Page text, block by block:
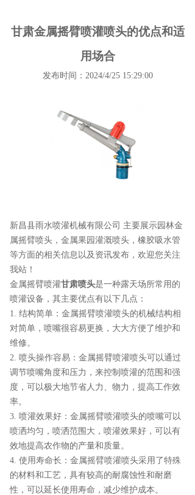
甘肃金属摇臂喷灌喷头的优点和适
用场合
发布时间：2024/4/25 15:29:00
新昌县雨水喷灌机械有限公司 主要展示园林金
属摇臂喷头 ，金属果园灌溉喷头，橡胶吸水管
等方面的相关信息以及资讯发布，欢迎您关注
我站！
金属摇臂喷灌甘肃喷头是一种露天场所常用的
喷灌设备，其主要优点有以下几点：
1. 结构简单：金属摇臂喷灌喷头的机械结构相
对简单，喷嘴很容易更换，大大方便了维护和
维修。
2. 喷头操作容易：金属摇臂喷灌喷头可以通过
调节喷嘴角度和压力，来控制喷灌的范围和强
度，可以极大地节省人力、物力，提高工作效
率。
3. 喷灌效果好：金属摇臂喷灌喷头的喷嘴可以
喷洒均匀，喷洒范围大，喷灌效果好，可以有
效地提高农作物的产量和质量。
4. 使用寿命长：金属摇臂喷灌喷头采用了特殊
的材料和工艺，具有较高的耐腐蚀性和耐磨
性，可以延长使用寿命，减少维护成本。